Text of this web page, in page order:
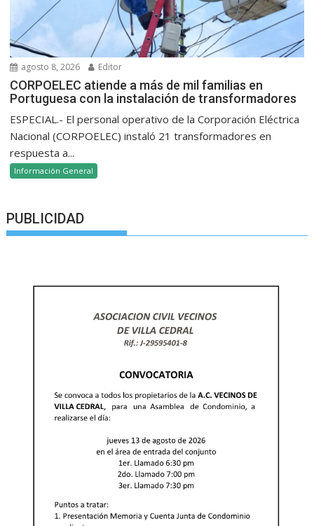
agosto 8, 2026 Editor
CORPOELEC atiende a más de mil familias en
Portuguesa con la instalación de transformadores
ESPECIAL.- El personal operativo de la Corporación Eléctrica
Nacional (CORPOELEC) instaló 21 transformadores en
respuesta a...
Información General
PUBLICIDAD